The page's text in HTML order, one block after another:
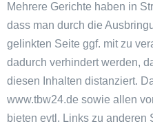
Mehrere Gerichte haben in
dass man durch die
gelinkten Seite ggf. mit zu
dadurch verhindert werden,
diesen Inhalten distanziert.
www.tbw24.de sowie allen
bieten evtl. Links zu anderen